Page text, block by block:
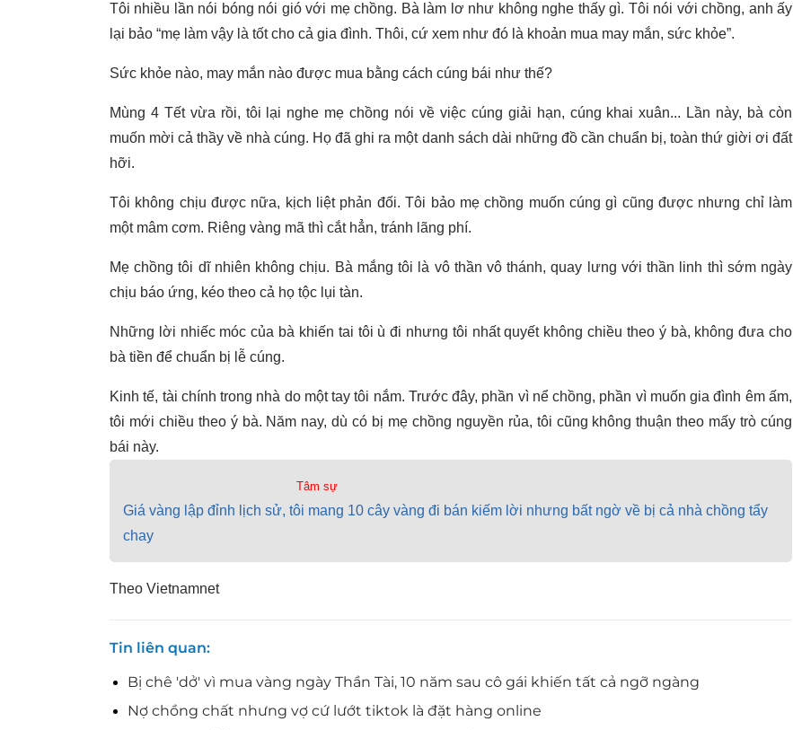
Tôi nhiều lần nói bóng nói gió với mẹ chồng. Bà làm lơ như không nghe thấy gì. Tôi nói với chồng, anh ấy
lại bảo “mẹ làm vậy là tốt cho cả gia đình. Thôi, cứ xem như đó là khoản mua may mắn, sức khỏe”.
Sức khỏe nào, may mắn nào được mua bằng cách cúng bái như thế?
Mùng 4 Tết vừa rồi, tôi lại nghe mẹ chồng nói về việc cúng giải hạn, cúng khai xuân... Lần này, bà còn
muốn mời cả thầy về nhà cúng. Họ đã ghi ra một danh sách dài những đồ cần chuẩn bị, toàn thứ giời ơi đất
hỡi.
Tôi không chịu được nữa, kịch liệt phản đối. Tôi bảo mẹ chồng muốn cúng gì cũng được nhưng chỉ làm
một mâm cơm. Riêng vàng mã thì cắt hẳn, tránh lãng phí.
Mẹ chồng tôi dĩ nhiên không chịu. Bà mắng tôi là vô thần vô thánh, quay lưng với thần linh thì sớm ngày
chịu báo ứng, kéo theo cả họ tộc lụi tàn.
Những lời nhiếc móc của bà khiến tai tôi ù đi nhưng tôi nhất quyết không chiều theo ý bà, không đưa cho
bà tiền để chuẩn bị lễ cúng.
Kinh tế, tài chính trong nhà do một tay tôi nắm. Trước đây, phần vì nể chồng, phần vì muốn gia đình êm ấm,
tôi mới chiều theo ý bà. Năm nay, dù có bị mẹ chồng nguyền rủa, tôi cũng không thuận theo mấy trò cúng
bái này.
Tâm sự
Giá vàng lập đỉnh lịch sử, tôi mang 10 cây vàng đi bán kiếm lời nhưng bất ngờ về bị cả nhà chồng tẩy
chay
Theo Vietnamnet
Tin liên quan
Bị chê 'dở' vì mua vàng ngày Thần Tài, 10 năm sau cô gái khiến tất cả ngỡ ngàng
Nợ chồng chất nhưng vợ cứ lướt tiktok là đặt hàng online